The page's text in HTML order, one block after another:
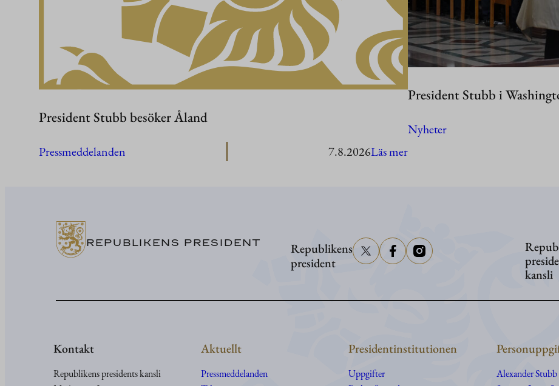
President Stubb besöker Åland
Pressmeddelanden 7.8.2026Läs mer:
President Stubb i
Nyheter
REPUBLIKENS PRESIDENT
Republikens
president
kansli
Kontakt
Republikens presidents kansli
Aktuellt
Pressmeddelanden
Presidentinstitutionen
Uppgifter
Alexander Stubb